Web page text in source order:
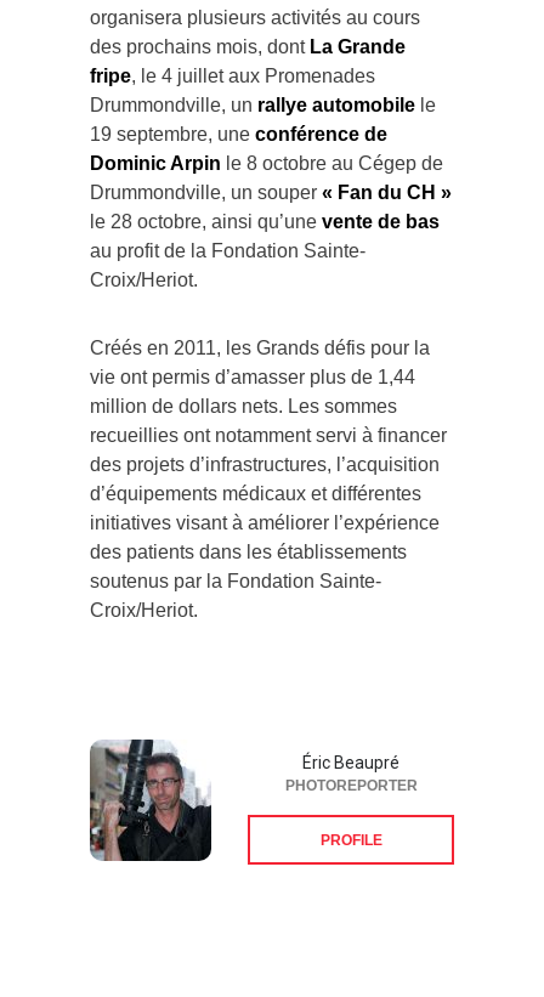
organisera plusieurs activités au cours
des prochains mois, dont La Grande
fripe, le 4 juillet aux Promenades
Drummondville, un rallye automobile le
19 septembre, une conférence de
Dominic Arpin le 8 octobre au Cégep de
Drummondville, un souper « Fan du CH »
le 28 octobre, ainsi qu’une vente de bas
au profit de la Fondation Sainte-
Croix/Heriot.
Créés en 2011, les Grands défis pour la
vie ont permis d’amasser plus de 1,44
million de dollars nets. Les sommes
recueillies ont notamment servi à financer
des projets d’infrastructures, l’acquisition
d’équipements médicaux et différentes
initiatives visant à améliorer l’expérience
des patients dans les établissements
soutenus par la Fondation Sainte-
Croix/Heriot.
Éric Beaupré
PHOTOREPORTER
PROFILE